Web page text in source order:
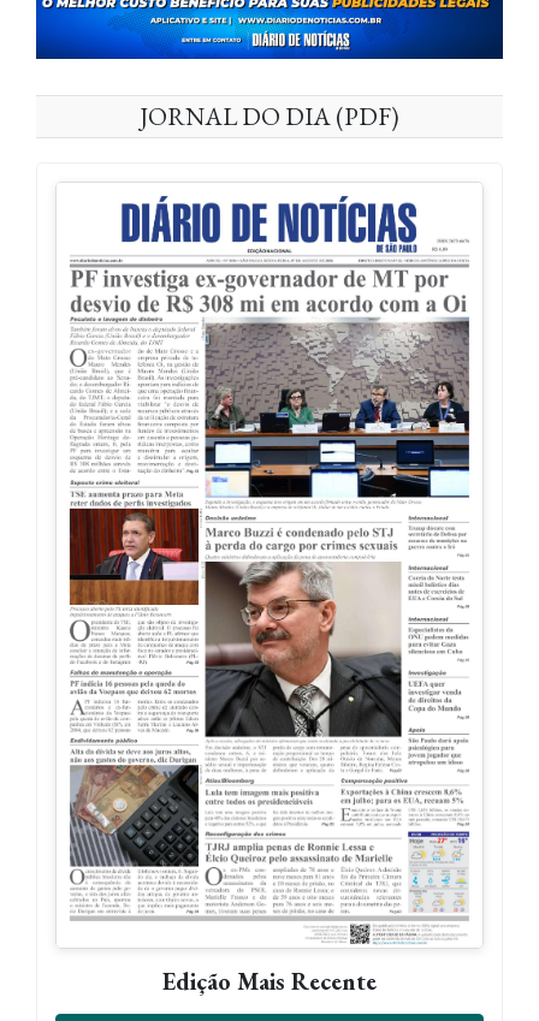
JORNAL DO DIA (PDF)
Edição Mais Recente